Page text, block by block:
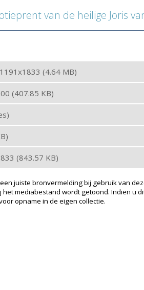
van de heilige Joris van
(4.64 MB)
(407.85 KB)
(843.57 KB)
juiste bronvermelding bij gebruik van
het mediabestand wordt getoond. Indien u
opname in de eigen collectie.